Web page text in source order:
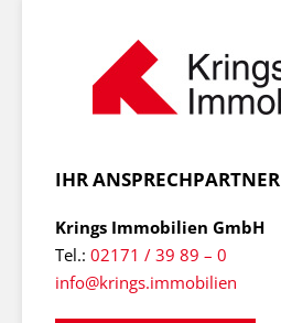
IHR ANSPRECHPARTNER
Krings Immobilien GmbH
Tel.: 02171 / 39 89 – 0
info@krings.immobilien